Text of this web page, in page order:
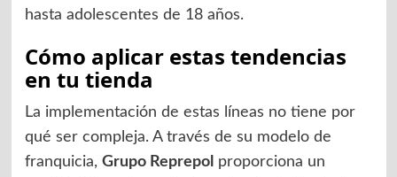
hasta adolescentes de 18 años.
Cómo aplicar estas tendencias
en tu tienda
La implementación de estas líneas no tiene por
qué ser compleja. A través de su modelo de
franquicia, Grupo Reprepol proporciona un